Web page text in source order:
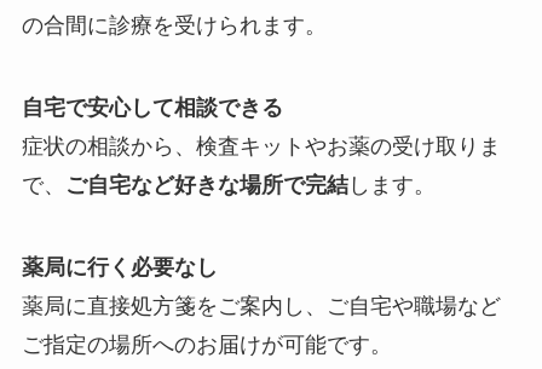
の合間に診療を受けられます。
自宅で安心して相談できる
症状の相談から、検査キットやお薬の受け取りま
で、
ご自宅など好きな場所で完結します。
薬局に行く必要なし
薬局に直接処方箋をご案内し、ご自宅や職場など
ご指定の場所へのお届けが可能です。